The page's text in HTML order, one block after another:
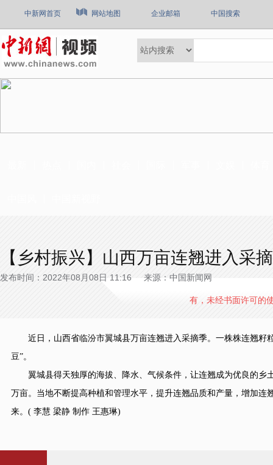
中新网首页 网站地图 企业邮箱 中国搜索
【乡村振兴】山西万亩连翘进入采
发布时间：2022年08月08日 11:16 来源：中国新闻网
有，未经书面许可的
近日，山西省临汾市翼城县万亩连翘进入采摘季。一株株连翘籽
豆”。
翼城县得天独厚的海拔、降水、气候条件，让连翘成为优良的乡
万亩。当地不断提高种植和管理水平，提升连翘品质和产量，增加
来。( 李慧 梁静 制作 王惠琳)